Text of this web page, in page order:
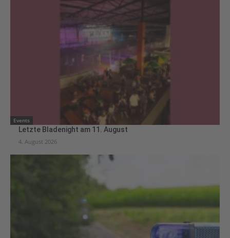
Events
Letzte Bladenight am 11. August
4. August 2026